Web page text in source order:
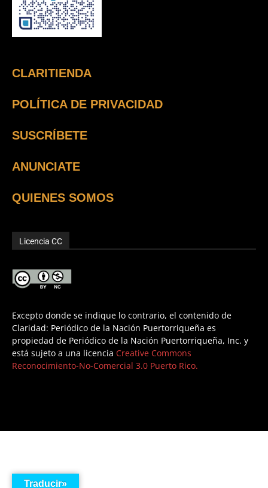
CLARITIENDA
POLÍTICA DE PRIVACIDAD
SUSCRÍBETE
ANUNCIATE
QUIENES SOMOS
Licencia CC
Excepto donde se indique lo contrario, el contenido de
Claridad: Periódico de la Nación Puertorriqueña es
propiedad de Periódico de la Nación Puertorriqueña, Inc. y
está sujeto a una licencia Creative Commons
Reconocimiento-No-Comercial 3.0 Puerto Rico.
Traducir»